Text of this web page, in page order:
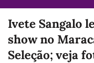
Ivete Sangalo
show no
Seleção; veja